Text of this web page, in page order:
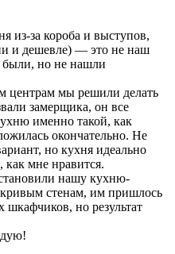
из-за короба и выступов,
и дешевле) — это не наш
но не нашли
центрам мы решили делать
замерщика, он все
именно такой, как
окончательно. Не
но кухня идеально
как мне нравится.
нашу кухню-
стенам, им пришлось
но результат